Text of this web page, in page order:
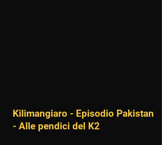
Kilimangiaro - Episodio Pakistan
- Alle pendici del K2